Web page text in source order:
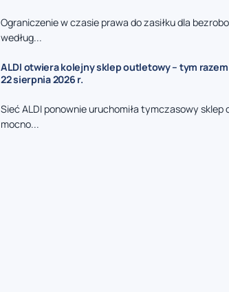
Ograniczenie w czasie prawa do zasiłku dla
według...
ALDI otwiera kolejny sklep outletowy – tym razem
22 sierpnia 2026 r.
Sieć ALDI ponownie uruchomiła tymczasowy
mocno...